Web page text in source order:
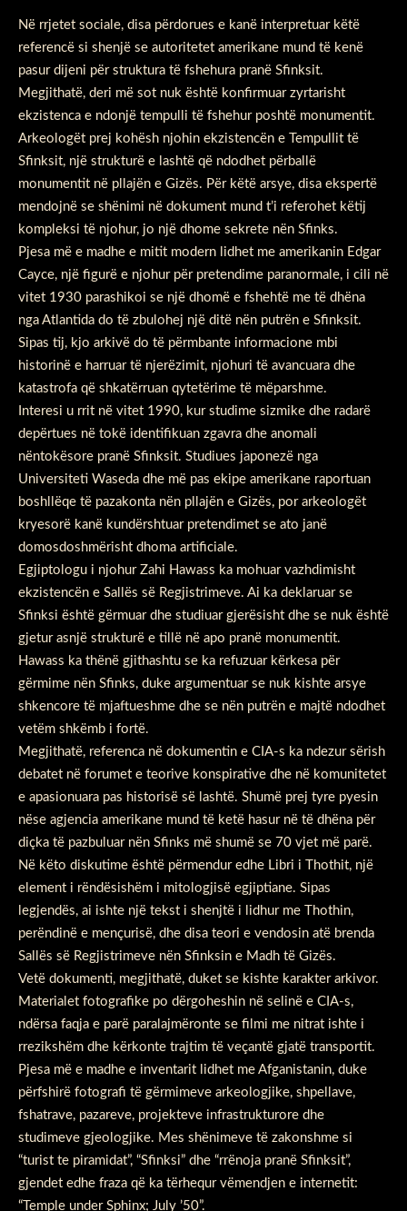
Në rrjetet sociale, disa përdorues e kanë interpretuar këtë
referencë si shenjë se autoritetet amerikane mund të kenë
pasur dijeni për struktura të fshehura pranë Sfinksit.
Megjithatë, deri më sot nuk është konfirmuar zyrtarisht
ekzistenca e ndonjë tempulli të fshehur poshtë monumentit.
Arkeologët prej kohësh njohin ekzistencën e Tempullit të
Sfinksit, një strukturë e lashtë që ndodhet përballë
monumentit në pllajën e Gizës. Për këtë arsye, disa ekspertë
mendojnë se shënimi në dokument mund t’i referohet këtij
kompleksi të njohur, jo një dhome sekrete nën Sfinks.
Pjesa më e madhe e mitit modern lidhet me amerikanin Edgar
Cayce, një figurë e njohur për pretendime paranormale, i cili në
vitet 1930 parashikoi se një dhomë e fshehtë me të dhëna
nga Atlantida do të zbulohej një ditë nën putrën e Sfinksit.
Sipas tij, kjo arkivë do të përmbante informacione mbi
historinë e harruar të njerëzimit, njohuri të avancuara dhe
katastrofa që shkatërruan qytetërime të mëparshme.
Interesi u rrit në vitet 1990, kur studime sizmike dhe radarë
depërtues në tokë identifikuan zgavra dhe anomali
nëntokësore pranë Sfinksit. Studiues japonezë nga
Universiteti Waseda dhe më pas ekipe amerikane raportuan
boshllëqe të pazakonta nën pllajën e Gizës, por arkeologët
kryesorë kanë kundërshtuar pretendimet se ato janë
domosdoshmërisht dhoma artificiale.
Egjiptologu i njohur Zahi Hawass ka mohuar vazhdimisht
ekzistencën e Sallës së Regjistrimeve. Ai ka deklaruar se
Sfinksi është gërmuar dhe studiuar gjerësisht dhe se nuk është
gjetur asnjë strukturë e tillë në apo pranë monumentit.
Hawass ka thënë gjithashtu se ka refuzuar kërkesa për
gërmime nën Sfinks, duke argumentuar se nuk kishte arsye
shkencore të mjaftueshme dhe se nën putrën e majtë ndodhet
vetëm shkëmb i fortë.
Megjithatë, referenca në dokumentin e CIA-s ka ndezur sërish
debatet në forumet e teorive konspirative dhe në komunitetet
e apasionuara pas historisë së lashtë. Shumë prej tyre pyesin
nëse agjencia amerikane mund të ketë hasur në të dhëna për
diçka të pazbuluar nën Sfinks më shumë se 70 vjet më parë.
Në këto diskutime është përmendur edhe Libri i Thothit, një
element i rëndësishëm i mitologjisë egjiptiane. Sipas
legjendës, ai ishte një tekst i shenjtë i lidhur me Thothin,
perëndinë e mençurisë, dhe disa teori e vendosin atë brenda
Sallës së Regjistrimeve nën Sfinksin e Madh të Gizës.
Vetë dokumenti, megjithatë, duket se kishte karakter arkivor.
Materialet fotografike po dërgoheshin në selinë e CIA-s,
ndërsa faqja e parë paralajmëronte se filmi me nitrat ishte i
rrezikshëm dhe kërkonte trajtim të veçantë gjatë transportit.
Pjesa më e madhe e inventarit lidhet me Afganistanin, duke
përfshirë fotografi të gërmimeve arkeologjike, shpellave,
fshatrave, pazareve, projekteve infrastrukturore dhe
studimeve gjeologjike. Mes shënimeve të zakonshme si
“turist te piramidat”, “Sfinksi” dhe “rrënoja pranë Sfinksit”,
gjendet edhe fraza që ka tërhequr vëmendjen e internetit:
“Temple under Sphinx; July ’50”.